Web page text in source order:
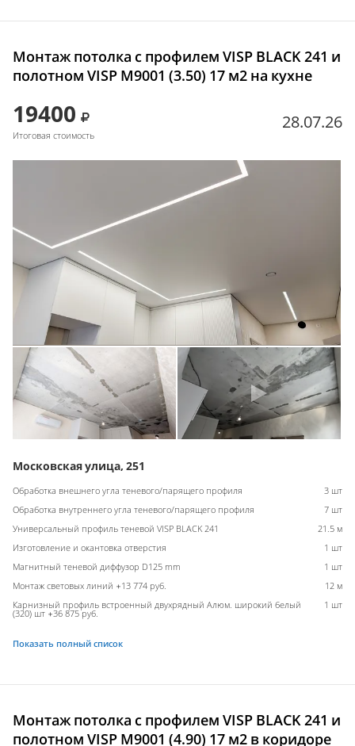
Монтаж потолка с профилем VISP BLACK 241 и
полотном VISP M9001 (3.50) 17 м2 на кухне
19400
Итоговая стоимость
28.07.26
Московская улица, 251
Обработка внешнего угла теневого/парящего профиля
3 шт
Обработка внутреннего угла теневого/парящего профиля
7 шт
Универсальный профиль теневой VISP BLACK 241
21.5 м
Изготовление и окантовка отверстия
1 шт
Магнитный теневой диффузор D125 mm
1 шт
Монтаж световых линий +13 774 руб.
12 м
Карнизный профиль встроенный двухрядный Алюм. широкий белый
(320) шт +36 875 руб.
1 шт
Показать полный список
Монтаж потолка с профилем VISP BLACK 241 и
полотном VISP M9001 (4.90) 17 м2 в коридоре